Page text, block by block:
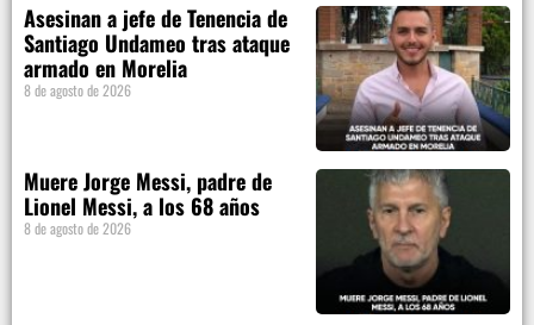
Asesinan a jefe de Tenencia de
Santiago Undameo tras ataque
armado en Morelia
8 de agosto de 2026
Muere Jorge Messi, padre de
Lionel Messi, a los 68 años
8 de agosto de 2026